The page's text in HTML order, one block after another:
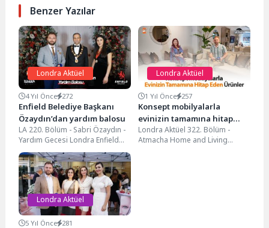
Benzer Yazılar
Londra Aktüel
4 Yıl Önce 272
Enfield Belediye Başkanı
Özaydın’dan yardım balosu
LA 220. Bölüm - Sabri Özaydın -
Yardım Gecesi Londra Enfield
Belediye Başkanı Sayın Sabri...
Londra Aktüel
1 Yıl Önce 257
Konsept mobilyalarla
evinizin tamamına hitap
eden ürünler…
Londra Aktüel 322. Bölüm -
Atmacha Home and Living
Londra Aktüel
5 Yıl Önce 281